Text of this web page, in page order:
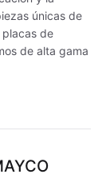
únicas de
placas de
de alta gama